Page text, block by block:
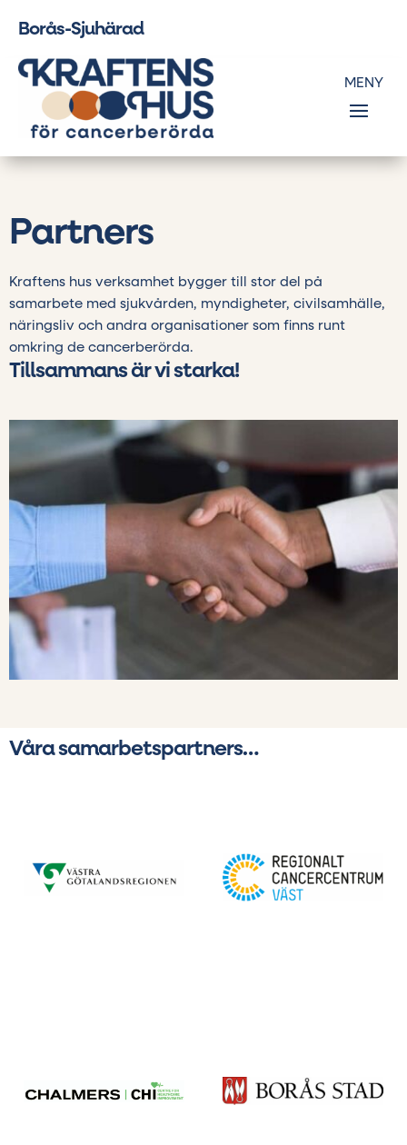
Borås-Sjuhärad
Partners
Kraftens hus verksamhet bygger till stor del på
samarbete med sjukvården, myndigheter, civilsamhälle,
näringsliv och andra organisationer som finns runt
omkring de cancerberörda.
Tillsammans är vi starka!
Våra samarbetspartners…